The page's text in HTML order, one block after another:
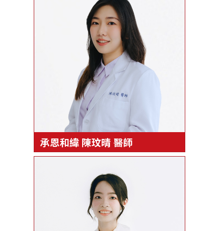
承恩和緯 陳玟晴 醫師